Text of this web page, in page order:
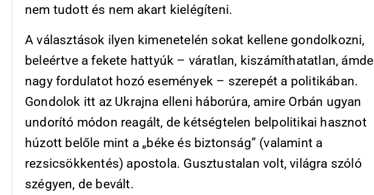
nem tudott és nem akart kielégíteni.
A választások ilyen kimenetelén sokat kellene gondolkozni,
beleértve a fekete hattyúk – váratlan, kiszámíthatatlan, ámde
nagy fordulatot hozó események – szerepét a politikában.
Gondolok itt az Ukrajna elleni háborúra, amire Orbán ugyan
undorító módon reagált, de kétségtelen belpolitikai hasznot
húzott belőle mint a „béke és biztonság” (valamint a
rezsicsökkentés) apostola. Gusztustalan volt, világra szóló
szégyen, de bevált.